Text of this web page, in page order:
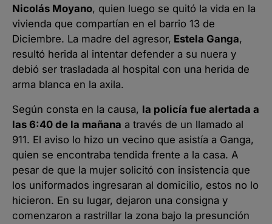
Nicolás Moyano, quien luego se quitó la vida en la
vivienda que compartían en el barrio 13 de
Diciembre. La madre del agresor, Estela Ganga,
resultó herida al intentar defender a su nuera y
debió ser trasladada al hospital con una herida de
arma blanca en la axila.
Según consta en la causa, la policía fue alertada a
las 6:40 de la mañana a través de un llamado al
911. El aviso lo hizo un vecino que asistía a Ganga,
quien se encontraba tendida frente a la casa. A
pesar de que la mujer solicitó con insistencia que
los uniformados ingresaran al domicilio, estos no lo
hicieron. En su lugar, dejaron una consigna y
comenzaron a rastrillar la zona bajo la presunción